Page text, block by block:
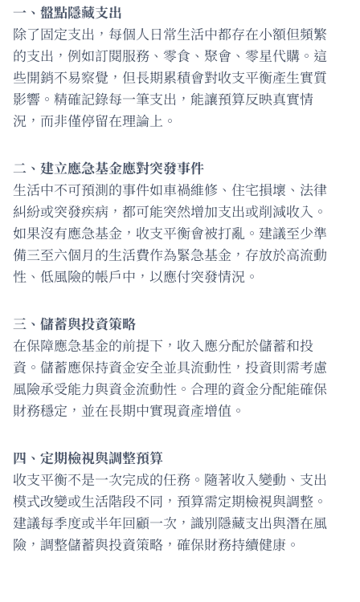
一、盤點隱藏支出
除了固定支出，每個人日常生活中都存在小額但頻繁
的支出，例如訂閱服務、零食、聚會、零星代購。這
些開銷不易察覺，但長期累積會對收支平衡產生實質
影響。精確記錄每一筆支出，能讓預算反映真實情
況，而非僅停留在理論上。
二、建立應急基金應對突發事件
生活中不可預測的事件如車禍維修、住宅損壞、法律
糾紛或突發疾病，都可能突然增加支出或削減收入。
如果沒有應急基金，收支平衡會被打亂。建議至少準
備三至六個月的生活費作為緊急基金，存放於高流動
性、低風險的帳戶中，以應付突發情況。
三、儲蓄與投資策略
在保障應急基金的前提下，收入應分配於儲蓄和投
資。儲蓄應保持資金安全並具流動性，投資則需考慮
風險承受能力與資金流動性。合理的資金分配能確保
財務穩定，並在長期中實現資產增值。
四、定期檢視與調整預算
收支平衡不是一次完成的任務。隨著收入變動、支出
模式改變或生活階段不同，預算需定期檢視與調整。
建議每季度或半年回顧一次，識別隱藏支出與潛在風
險，調整儲蓄與投資策略，確保財務持續健康。